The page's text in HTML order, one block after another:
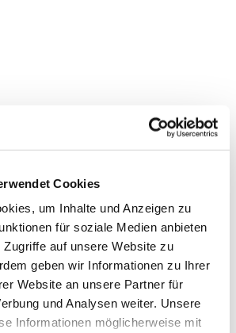
Cookies
um Inhalte und Anzeigen zu
für soziale Medien anbieten
auf unsere Website zu
geben wir Informationen zu Ihrer
Website an unsere Partner für
und Analysen weiter. Unsere
Informationen möglicherweise mit
Sie auch interessieren